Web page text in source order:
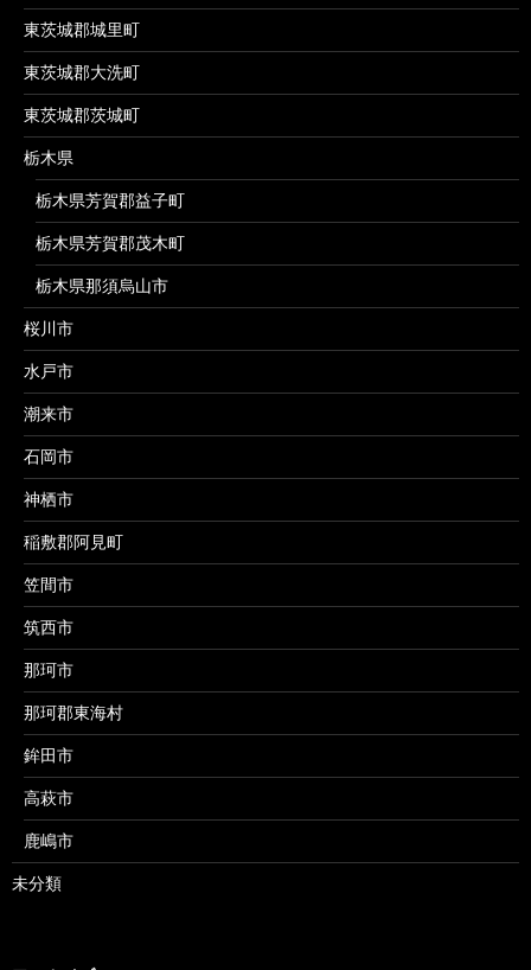
東茨城郡城里町
東茨城郡大洗町
東茨城郡茨城町
栃木県
栃木県芳賀郡益子町
栃木県芳賀郡茂木町
栃木県那須烏山市
桜川市
水戸市
潮来市
石岡市
神栖市
稲敷郡阿見町
笠間市
筑西市
那珂市
那珂郡東海村
鉾田市
高萩市
鹿嶋市
未分類